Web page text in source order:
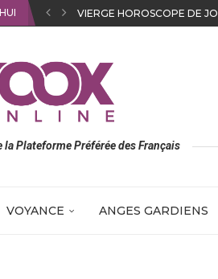
SAGITTAIRE HOROSCOPE
la Plateforme Préférée des Français
VOYANCE ANGES GARDIENS